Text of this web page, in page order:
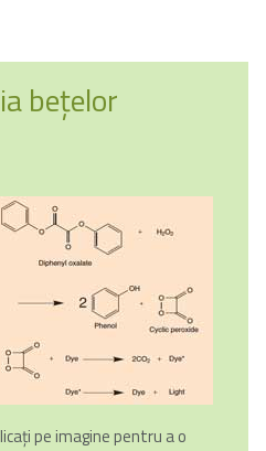
beţelor
pe imagine pentru a o